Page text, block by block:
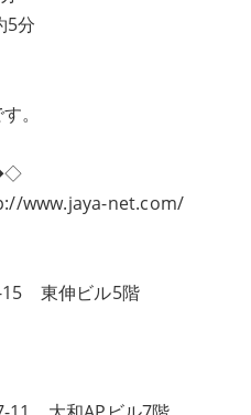
5分
。
www.jaya-net.com/
15 東伸ビル5階